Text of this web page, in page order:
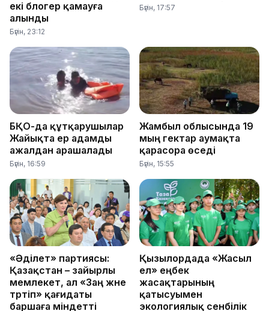
екі блогер қамауға
алынды
Бүгін, 23:12
Бүгін, 17:57
БҚО-да құтқарушылар
Жайықта ер адамды
ажалдан арашалады
Бүгін, 16:59
Жамбыл облысында 19
мың гектар аумақта
қарасора өседі
Бүгін, 15:55
«Әділет» партиясы:
Қазақстан – зайырлы
мемлекет, ал «Заң және
тәртіп» қағидаты
баршаға міндетті
Қызылордада «Жасыл
ел» еңбек
жасақтарының
қатысуымен
экологиялық сенбілік